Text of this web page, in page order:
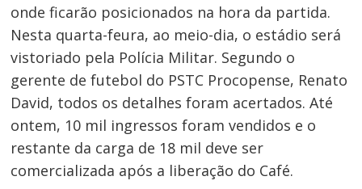
onde ficarão posicionados na hora da partida.
Nesta quarta-feura, ao meio-dia, o estádio será
vistoriado pela Polícia Militar. Segundo o
gerente de futebol do PSTC Procopense, Renato
David, todos os detalhes foram acertados. Até
ontem, 10 mil ingressos foram vendidos e o
restante da carga de 18 mil deve ser
comercializada após a liberação do Café.